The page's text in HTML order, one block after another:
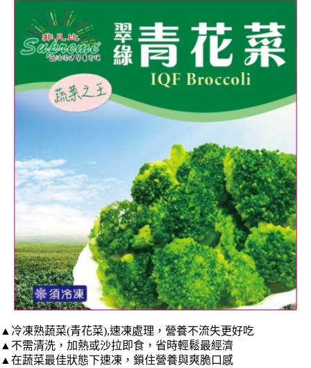
▲ 冷凍熟蔬菜(青花菜),速凍處理，營養不流失更好吃
▲不需清洗，加熱或沙拉即食，省時輕鬆最經濟
▲在蔬菜最佳狀態下速凍，鎖住營養與爽脆口感